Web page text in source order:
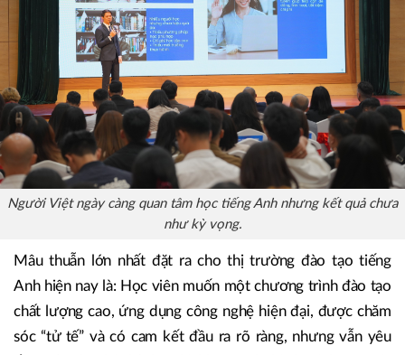
Người Việt ngày càng quan tâm học tiếng Anh nhưng kết quả chưa
như kỳ vọng.